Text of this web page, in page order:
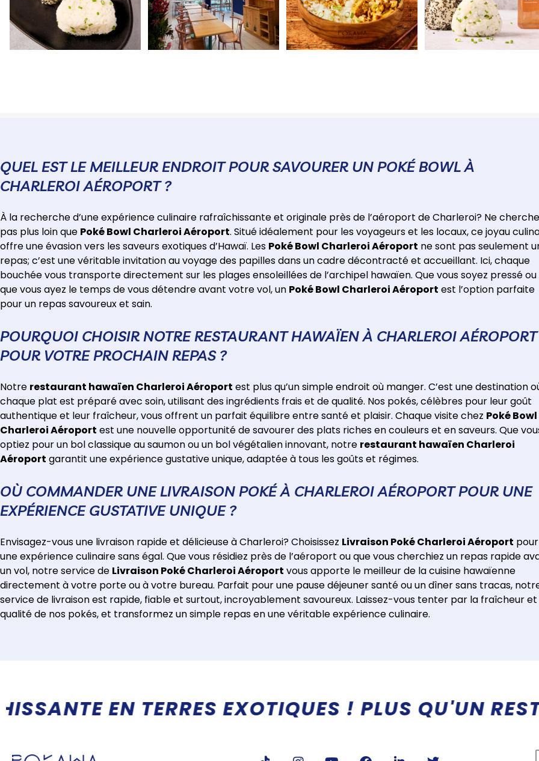
QUEL EST LE MEILLEUR ENDROIT POUR SAVOURER UN POKÉ BOWL À
CHARLEROI AÉROPORT ?
À la recherche d’une expérience culinaire rafraîchissante et originale près de l’aéroport de Charleroi? Ne
pas plus loin que Poké Bowl Charleroi Aéroport. Situé idéalement pour les voyageurs et les locaux, ce joyau
offre une évasion vers les saveurs exotiques d’Hawaï. Les Poké Bowl Charleroi Aéroport ne sont pas seulement
repas; c’est une véritable invitation au voyage des papilles dans un cadre décontracté et accueillant. Ici, chaque
bouchée vous transporte directement sur les plages ensoleillées de l’archipel hawaïen. Que vous soyez pressé ou
que vous ayez le temps de vous détendre avant votre vol, un Poké Bowl Charleroi Aéroport est l’option parfaite
pour un repas savoureux et sain.
POURQUOI CHOISIR NOTRE RESTAURANT HAWAÏEN À CHARLEROI AÉROPORT
POUR VOTRE PROCHAIN REPAS ?
Notre restaurant hawaïen Charleroi Aéroport est plus qu’un simple endroit où manger. C’est une destination
chaque plat est préparé avec soin, utilisant des ingrédients frais et de qualité. Nos pokés, célèbres pour leur goût
authentique et leur fraîcheur, vous offrent un parfait équilibre entre santé et plaisir. Chaque visite chez Poké Bowl
Charleroi Aéroport est une nouvelle opportunité de savourer des plats riches en couleurs et en saveurs. Que
optiez pour un bol classique au saumon ou un bol végétalien innovant, notre restaurant hawaïen Charleroi
Aéroport garantit une expérience gustative unique, adaptée à tous les goûts et régimes.
OÙ COMMANDER UNE LIVRAISON POKÉ À CHARLEROI AÉROPORT POUR UNE
EXPÉRIENCE GUSTATIVE UNIQUE ?
Envisagez-vous une livraison rapide et délicieuse à Charleroi? Choisissez Livraison Poké Charleroi Aéroport pour
une expérience culinaire sans égal. Que vous résidiez près de l’aéroport ou que vous cherchiez un repas rapide
un vol, notre service de Livraison Poké Charleroi Aéroport vous apporte le meilleur de la cuisine hawaïenne
directement à votre porte ou à votre bureau. Parfait pour une pause déjeuner santé ou un dîner sans tracas,
service de livraison est rapide, fiable et surtout, incroyablement savoureux. Laissez-vous tenter par la fraîcheur
qualité de nos pokés, et transformez un simple repas en une véritable expérience culinaire.
RESTAURANT, UNE IMMERSION